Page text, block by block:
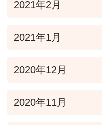
2021年2月
2021年1月
2020年12月
2020年11月